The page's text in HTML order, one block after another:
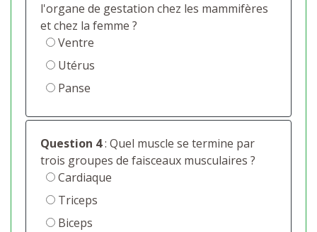
l'organe de gestation chez les mammifères
et chez la femme ?
Ventre
Utérus
Panse
Question 4: Quel muscle se termine par
trois groupes de faisceaux musculaires ?
Cardiaque
Triceps
Biceps